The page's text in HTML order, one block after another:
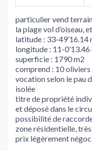
particulier vend
la plage vol d’oiseau,
latitude : 33-49’16.14
longitude : 11-0’13.46
superficie : 1790 m2
comprend : 10
vocation selon le pau
isolée
titre de propriété
et déposé dans le
possibilité de
zone résidentielle,
prix légèrement